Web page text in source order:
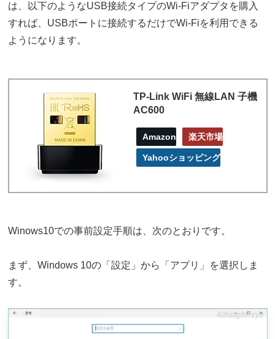
は、以下のようなUSB接続タイプのWi-Fiアダプタを購入
すれば、USBポートに接続するだけでWi-Fiを利用できる
ようになります。
TP-Link WiFi 無線LAN 子機
AC600
Amazon 楽天市場
Yahooショッピング
Winows10での事前設定手順は、次のとおりです。
まず、Windows 10の「設定」から「アプリ」を選択しま
す。